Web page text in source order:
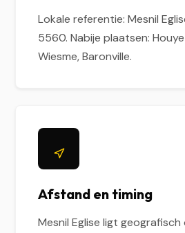
Lokale referentie: Mesnil
5560. Nabije plaatsen:
Wiesme, Baronville.
Afstand en timing
Mesnil Eglise ligt